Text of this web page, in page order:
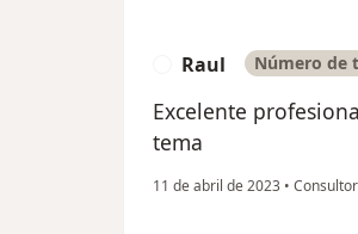
Raul Número de
Excelente
tema
11 de abril de 2023 •